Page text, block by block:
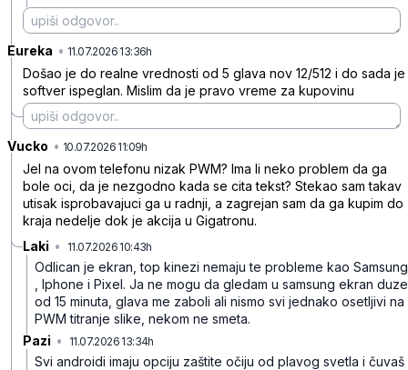
Eureka • 11.07.2026 13:36h
Došao je do realne vrednosti od 5 glava nov 12/512 i do sada je
softver ispeglan. Mislim da je pravo vreme za kupovinu
Vucko • 10.07.2026 11:09h
Jel na ovom telefonu nizak PWM? Ima li neko problem da ga
bole oci, da je nezgodno kada se cita tekst? Stekao sam takav
utisak isprobavajuci ga u radnji, a zagrejan sam da ga kupim do
kraja nedelje dok je akcija u Gigatronu.
Laki • 11.07.2026 10:43h
Odlican je ekran, top kinezi nemaju te probleme kao Samsung
, Iphone i Pixel. Ja ne mogu da gledam u samsung ekran duze
od 15 minuta, glava me zaboli ali nismo svi jednako osetljivi na
PWM titranje slike, nekom ne smeta.
Pazi • 11.07.2026 13:34h
Svi androidi imaju opciju zaštite očiju od plavog svetla i čuvaš